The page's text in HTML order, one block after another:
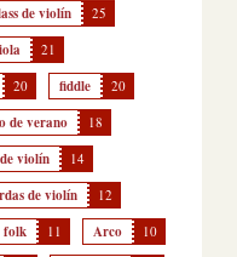
de violín 25
21
20 fiddle 20
de verano 18
violín 14
de violín 12
folk 11 Arco 10